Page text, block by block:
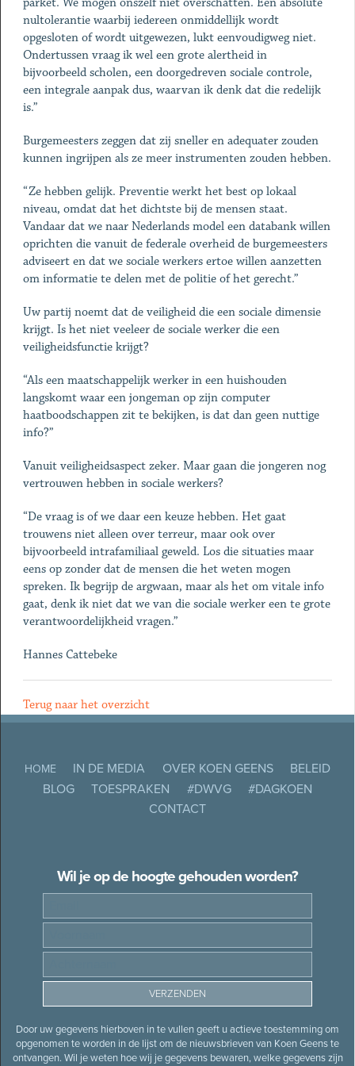
nultolerantie waarbij iedereen onmiddellijk wordt
opgesloten of wordt uitgewezen, lukt eenvoudigweg niet.
Ondertussen vraag ik wel een grote alertheid in
bijvoorbeeld scholen, een doorgedreven sociale controle,
een integrale aanpak dus, waarvan ik denk dat die redelijk
is.”
Burgemeesters zeggen dat zij sneller en adequater zouden
kunnen ingrijpen als ze meer instrumenten zouden hebben.
“Ze hebben gelijk. Preventie werkt het best op lokaal
niveau, omdat dat het dichtste bij de mensen staat.
Vandaar dat we naar Nederlands model een databank willen
oprichten die vanuit de federale overheid de burgemeesters
adviseert en dat we sociale werkers ertoe willen aanzetten
om informatie te delen met de ­politie of het gerecht.”
Uw partij noemt dat de veiligheid die een sociale dimensie
krijgt. Is het niet veeleer de ­sociale werker die een
veiligheidsfunctie krijgt?
“Als een maatschappelijk werker in een huishouden
langskomt waar een jongeman op zijn computer
haatboodschappen zit te ­bekijken, is dat dan geen nuttige
info?”
Vanuit veiligheidsaspect zeker. Maar gaan die jongeren nog
vertrouwen hebben in sociale werkers?
“De vraag is of we daar een keuze hebben. Het gaat
trouwens niet ­alleen over terreur, maar ook over
bijvoorbeeld intrafamiliaal geweld. Los die situaties maar
eens op zonder dat de mensen die het weten mogen
spreken. Ik begrijp de argwaan, maar als het om vitale info
gaat, denk ik niet dat we van die sociale werker een te grote
verantwoordelijkheid vragen.”
Hannes Cattebeke
Terug naar het overzicht
HOME IN DE MEDIA OVER KOEN GEENS
BELEID
BLOG
TOESPRAKEN #DWVG
#DAGKOEN
CONTACT
Wil je op de hoogte gehouden worden?
Door uw gegevens hierboven in te vullen geeft u actieve toestemming om
opgenomen te worden in de lijst om de nieuwsbrieven van Koen Geens te
ontvangen. Wil je weten hoe wij je gegevens bewaren, welke gegevens zijn